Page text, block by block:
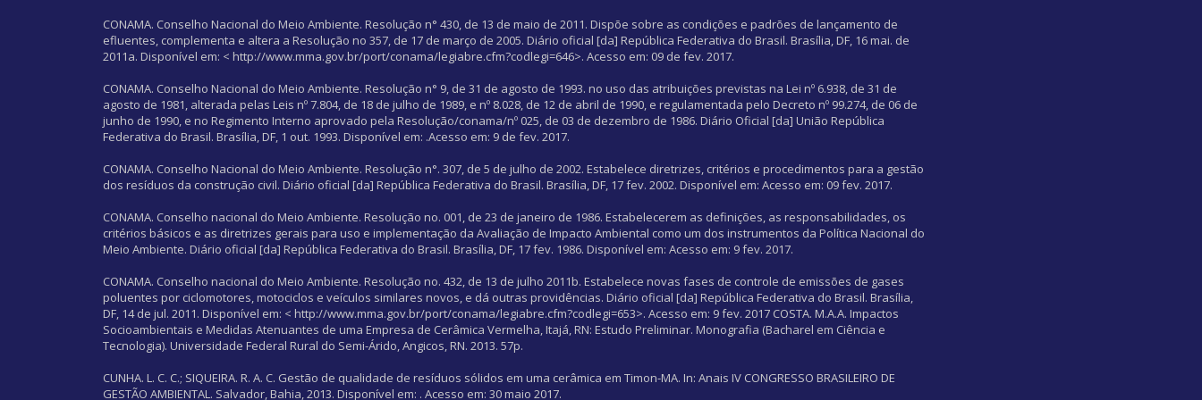
CONAMA. Conselho Nacional do Meio Ambiente. Resolução n° 430, de 13 de maio de 2011. Dispõe sobre as condições e padrões de lançamento de
efluentes, complementa e altera a Resolução no 357, de 17 de março de 2005. Diário oficial [da] República Federativa do Brasil. Brasília, DF, 16 mai. de
2011a. Disponível em: < http://www.mma.gov.br/port/conama/legiabre.cfm?codlegi=646>. Acesso em: 09 de fev. 2017.
CONAMA. Conselho Nacional do Meio Ambiente. Resolução n° 9, de 31 de agosto de 1993. no uso das atribuições previstas na Lei nº 6.938, de 31 de
agosto de 1981, alterada pelas Leis nº 7.804, de 18 de julho de 1989, e nº 8.028, de 12 de abril de 1990, e regulamentada pelo Decreto nº 99.274, de 06 de
junho de 1990, e no Regimento Interno aprovado pela Resolução/conama/nº 025, de 03 de dezembro de 1986. Diário Oficial [da] União República
Federativa do Brasil. Brasília, DF, 1 out. 1993. Disponível em: .Acesso em: 9 de fev. 2017.
CONAMA. Conselho Nacional do Meio Ambiente. Resolução n°. 307, de 5 de julho de 2002. Estabelece diretrizes, critérios e procedimentos para a gestão
dos resíduos da construção civil. Diário oficial [da] República Federativa do Brasil. Brasília, DF, 17 fev. 2002. Disponível em:Acesso em: 09 fev. 2017.
CONAMA. Conselho nacional do Meio Ambiente. Resolução no. 001, de 23 de janeiro de 1986. Estabelecerem as definições, as responsabilidades, os
critérios básicos e as diretrizes gerais para uso e implementação da Avaliação de Impacto Ambiental como um dos instrumentos da Política Nacional do
Meio Ambiente. Diário oficial [da] República Federativa do Brasil. Brasília, DF, 17 fev. 1986. Disponível em:Acesso em: 9 fev. 2017.
CONAMA. Conselho nacional do Meio Ambiente. Resolução no. 432, de 13 de julho 2011b. Estabelece novas fases de controle de emissões de gases
poluentes por ciclomotores, motociclos e veículos similares novos, e dá outras providências. Diário oficial [da] República Federativa do Brasil. Brasília,
DF, 14 de jul. 2011. Disponível em: < http://www.mma.gov.br/port/conama/legiabre.cfm?codlegi=653>. Acesso em: 9 fev. 2017 COSTA. M.A.A. Impactos
Socioambientais e Medidas Atenuantes de uma Empresa de Cerâmica Vermelha, Itajá, RN: Estudo Preliminar. Monografia (Bacharel em Ciência e
Tecnologia). Universidade Federal Rural do Semi-Árido, Angicos, RN. 2013. 57p.
CUNHA. L. C. C.; SIQUEIRA. R. A. C. Gestão de qualidade de resíduos sólidos em uma cerâmica em Timon-MA. In: Anais IV CONGRESSO BRASILEIRO DE
GESTÃO AMBIENTAL. Salvador, Bahia, 2013. Disponível em: . Acesso em: 30 maio 2017.